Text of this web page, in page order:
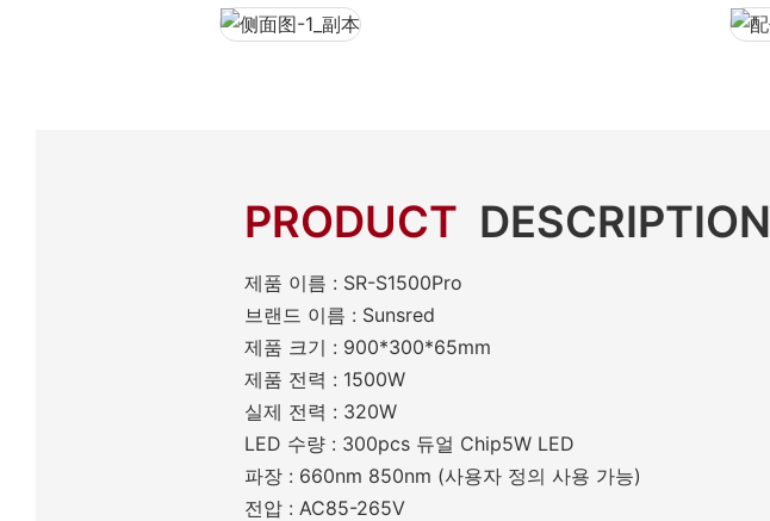
PRODUCT DESCRIPTION
제품 이름 : SR-S1500Pro
브랜드 이름 : Sunsred
제품 크기 : 900*300*65mm
제품 전력 : 1500W
실제 전력 : 320W
LED 수량 : 300pcs 듀얼 Chip5W LED
파장 : 660nm 850nm (사용자 정의 사용 가능)
전압 : AC85-265V